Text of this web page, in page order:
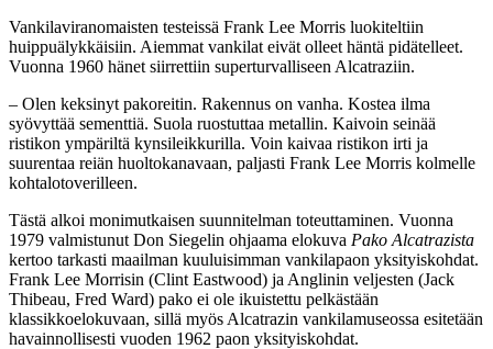
Vankilaviranomaisten testeissä Frank Lee Morris luokiteltiin
huippuälykkäisiin. Aiemmat vankilat eivät olleet häntä pidätelleet.
Vuonna 1960 hänet siirrettiin superturvalliseen Alcatraziin.
– Olen keksinyt pakoreitin. Rakennus on vanha. Kostea ilma
syövyttää sementtiä. Suola ruostuttaa metallin. Kaivoin seinää
ristikon ympäriltä kynsileikkurilla. Voin kaivaa ristikon irti ja
suurentaa reiän huoltokanavaan, paljasti Frank Lee Morris kolmelle
kohtalotoverilleen.
Tästä alkoi monimutkaisen suunnitelman toteuttaminen. Vuonna
1979 valmistunut Don Siegelin ohjaama elokuva Pako Alcatrazista
kertoo tarkasti maailman kuuluisimman vankilapaon yksityiskohdat.
Frank Lee Morrisin (Clint Eastwood) ja Anglinin veljesten (Jack
Thibeau, Fred Ward) pako ei ole ikuistettu pelkästään
klassikkoelokuvaan, sillä myös Alcatrazin vankilamuseossa esitetään
havainnollisesti vuoden 1962 paon yksityiskohdat.